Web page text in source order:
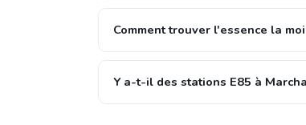
Comment trouver l'essence la
Y a-t-il des stations E85 à